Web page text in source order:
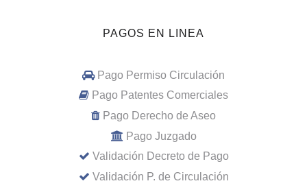
PAGOS EN LINEA
Pago Permiso Circulación
Pago Patentes Comerciales
Pago Derecho de Aseo
Pago Juzgado
Validación Decreto de Pago
Validación P. de Circulación